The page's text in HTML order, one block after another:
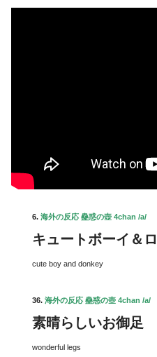
6. 海外の反応 蠱惑の壺 4chan /a/
キュートボーイ＆
cute boy and donkey
36. 海外の反応 蠱惑の壺 4chan /a/
素晴らしいお御足
wonderful legs